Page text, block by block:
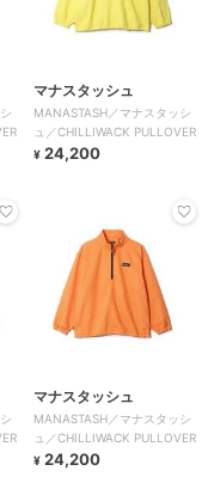
マナスタッシュ
MANASTASH／マナスタッシ
ュ／CHILLIWACK PULLOVER
¥ 24,200
マナスタッシュ
MANASTASH／マナスタッシ
ュ／CHILLIWACK PULLOVER
¥ 24,200